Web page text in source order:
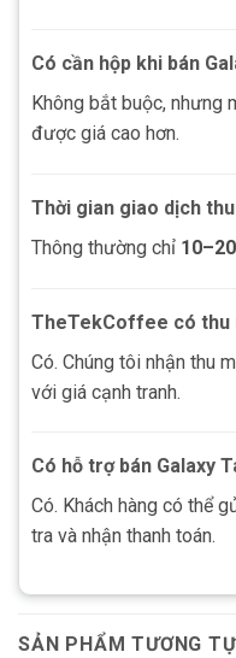
Có cần hộp khi bán
Không bắt buộc, nhưng
được giá cao hơn.
Thời gian giao dịch
Thông thường chỉ
TheTekCoffee có thu
Có. Chúng tôi nhận thu
với giá cạnh tranh.
Có hỗ trợ bán Galaxy
Có. Khách hàng có thể
tra và nhận thanh toán.
SẢN PHẨM TƯƠNG TỰ